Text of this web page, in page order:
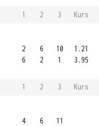
1 2 3
Kurs
2
6
6
2
10
1
1.21
3.95
1 2 3
Kurs
4
6
11